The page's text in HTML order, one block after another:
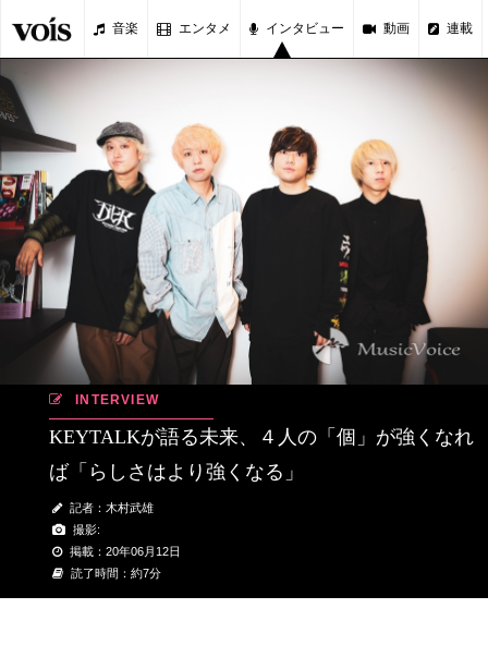
音楽 エンタメ インタビュー 動画 連載
INTERVIEW
KEYTALKが語る未来、４人の「個」が強くなれ
ば「らしさはより強くなる」
記者：木村武雄
撮影:
掲載：20年06月12日
読了時間：約7分